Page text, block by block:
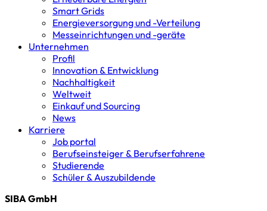
Smart Grids
Energieversorgung und -Verteilung
Messeinrichtungen und -geräte
Unternehmen
Profil
Innovation & Entwicklung
Nachhaltigkeit
Weltweit
Einkauf und Sourcing
News
Karriere
Job portal
Berufseinsteiger & Berufserfahrene
Studierende
Schüler & Auszubildende
SIBA GmbH